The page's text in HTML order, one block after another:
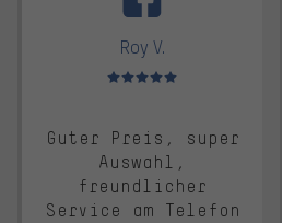
Roy V.
Bewertungen: 5 von 5
Guter Preis, super
Auswahl,
freundlicher
Service am Telefon